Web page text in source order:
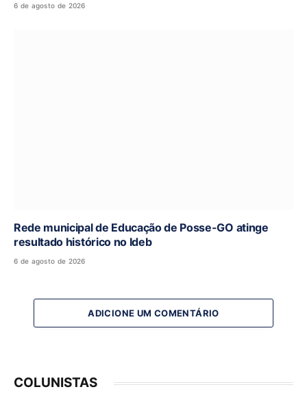
6 de agosto de 2026
Rede municipal de Educação de Posse-GO atinge
resultado histórico no Ideb
6 de agosto de 2026
ADICIONE UM COMENTÁRIO
COLUNISTAS